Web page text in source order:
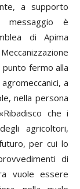
a supporto
messaggio è
di Apima
fermo alla
a
nella persona
che i
agricoltori,
per cui lo
di
vuole essere